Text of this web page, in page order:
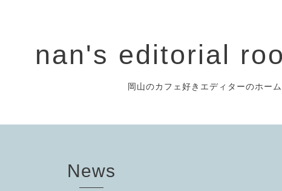
nan's editorial
岡山のカフェ好きエディターのホー
News